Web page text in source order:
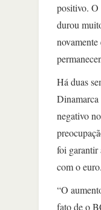
positivo. O
durou
Há duas
negativo
foi garantir
com o euro.
“O
fato de o